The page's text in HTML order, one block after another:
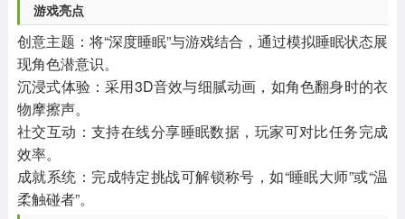
游戏亮点
创意主题：将“深度睡眠”与游戏结合，通过模拟睡眠状态展
现角色潜意识。
沉浸式体验：采用3D音效与细腻动画，如角色翻身时的衣
物摩擦声。
社交互动：支持在线分享睡眠数据，玩家可对比任务完成
效率。
成就系统：完成特定挑战可解锁称号，如“睡眠大师”或“温
柔触碰者”。